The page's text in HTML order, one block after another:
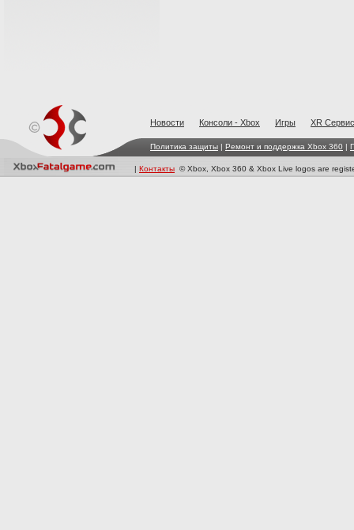
Новости Консоли - Xbox Игры XR
Политика защиты | Ремонт и поддержка Xbox 360 |
| Контакты © Xbox, Xbox 360 & Xbox Live logos are